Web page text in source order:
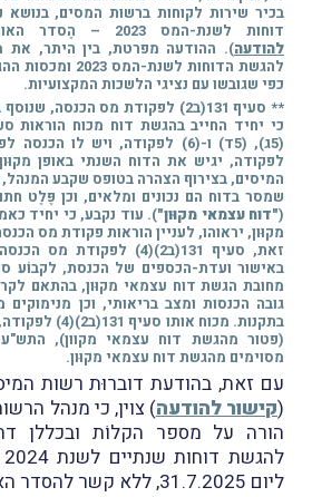
בכיר שירות לקוחות ברשות המסים, בנושא
דוחות לשנת-המס 2023 – הֶסדר האורכות למיַצגים (
להודעה). ההודעה מפרטת, בין היתר, את
להגשת הדוחות
כפי שגובשו עם נציגי הלשכות המקצועיות.
לפקודה, יגיש את הדוח השנתי באופן
המיסים, בצירוף הצהרה בטופס שקבע
שמסר בדוח הם נכונים ומלאים, וכן פֶּלֶט
("דוח עצמאי מקוּון"). עוד נקבע, כי יחיד
מקוּון, יראוהו, לעניין הוראות פקודת מס
זאת,
סעיף 131(ב2)(4) לפקודת
באישור ועדת-הכספים של הכנסת, לקבוֹע
מחובת הגשת דוח עצמאי מקוּון, בהתאם
גובה הכנסות ומצב בריאותי, וכן
בתקנות. מכוח
מסוימים מהגשת דוח עצמאי מקוּון.
עם זאת, ב
(קישור להודעה) צוין, כי מנהל
הורה על מספר הקלוֹת ובכללן
ליום 31.7.2025, ללא קשר להסדר הארכּות למיַיצגים.